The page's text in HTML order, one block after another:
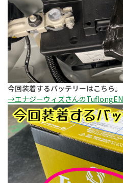
今回装着するバッテリーはこちら。
→エナジーウィズさんのTuflongEN